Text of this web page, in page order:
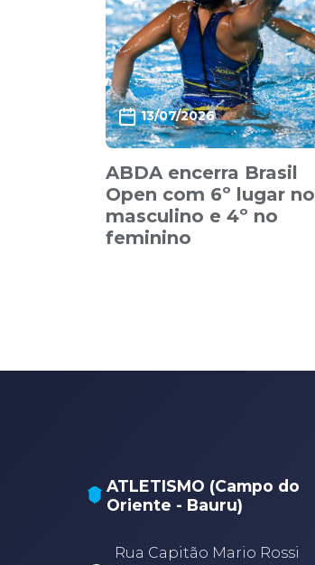
13/07/2026
ABDA encerra Brasil
Open com 6º lugar no
masculino e 4º no
feminino
ATLETISMO (Campo do
Oriente - Bauru)
Rua Capitão Mario Rossi